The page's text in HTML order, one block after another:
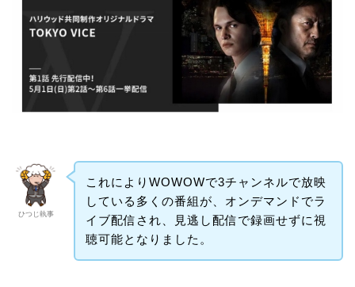
ひつじ執事
これによりWOWOWで3チャンネルで放映
している多くの番組が、オンデマンドでラ
イブ配信され、見逃し配信で録画せずに視
聴可能となりました。